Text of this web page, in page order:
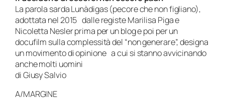
La parola sarda Lunàdigas (pecore che non figliano),
adottata nel 2015 dalle registe Marilisa Piga e
Nicoletta Nesler prima per un blog e poi per un
docufilm sulla complessità del “non generare”, designa
un movimento di opinione a cui si stanno avvicinando
anche molti uomini
di Giusy Salvio
A/MARGINE